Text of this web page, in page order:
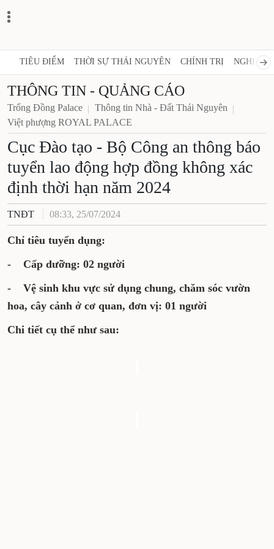
TIÊU ĐIỂM THỜI SỰ THÁI NGUYÊN CHÍNH TRỊ NGHỊ
THÔNG TIN - QUẢNG CÁO
Trống Đồng Palace
Thông tin Nhà - Đất Thái Nguyên
Việt phượng ROYAL PALACE
Cục Đào tạo - Bộ Công an thông
báo tuyển lao động hợp đồng
không xác định thời hạn năm
2024
08:33, 25/07/2024
Chỉ tiêu tuyển dụng:
- Cấp dưỡng: 02 người
- Vệ sinh khu vực sử dụng chung, chăm
sóc vườn hoa, cây cảnh ở cơ quan, đơn vị: 01